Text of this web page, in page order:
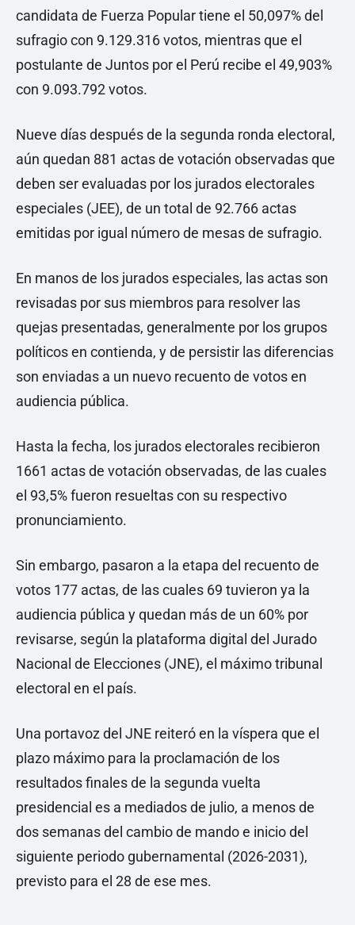
candidata de Fuerza Popular tiene el 50,097% del
sufragio con 9.129.316 votos, mientras que el
postulante de Juntos por el Perú recibe el 49,903%
con 9.093.792 votos.
Nueve días después de la segunda ronda electoral,
aún quedan 881 actas de votación observadas que
deben ser evaluadas por los jurados electorales
especiales (JEE), de un total de 92.766 actas
emitidas por igual número de mesas de sufragio.
En manos de los jurados especiales, las actas son
revisadas por sus miembros para resolver las
quejas presentadas, generalmente por los grupos
políticos en contienda, y de persistir las diferencias
son enviadas a un nuevo recuento de votos en
audiencia pública.
Hasta la fecha, los jurados electorales recibieron
1661 actas de votación observadas, de las cuales
el 93,5% fueron resueltas con su respectivo
pronunciamiento.
Sin embargo, pasaron a la etapa del recuento de
votos 177 actas, de las cuales 69 tuvieron ya la
audiencia pública y quedan más de un 60% por
revisarse, según la plataforma digital del Jurado
Nacional de Elecciones (JNE), el máximo tribunal
electoral en el país.
Una portavoz del JNE reiteró en la víspera que el
plazo máximo para la proclamación de los
resultados finales de la segunda vuelta
presidencial es a mediados de julio, a menos de
dos semanas del cambio de mando e inicio del
siguiente periodo gubernamental (2026-2031),
previsto para el 28 de ese mes.